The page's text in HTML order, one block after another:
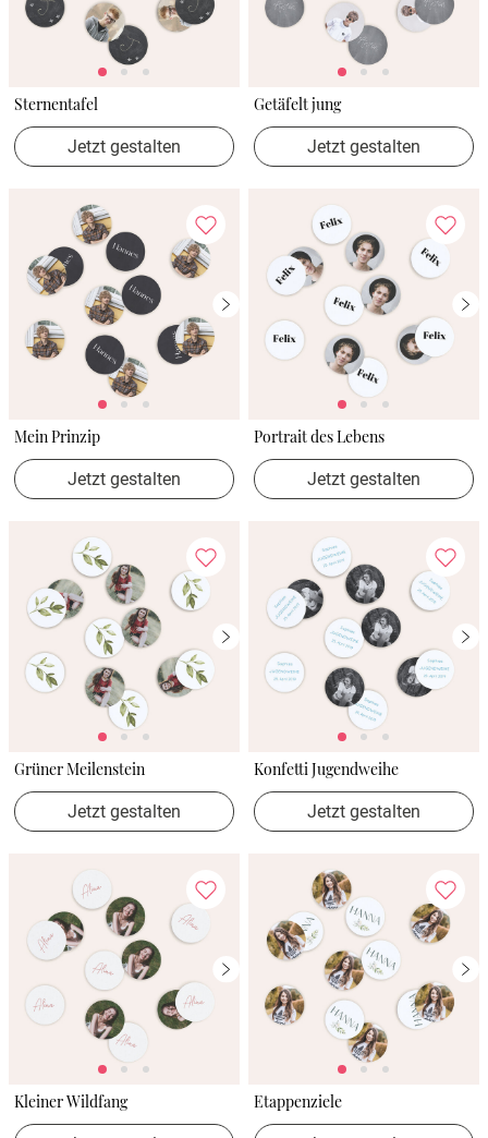
Sternentafel
Jetzt gestalten
Getäfelt jung
Jetzt gestalten
Mein Prinzip
Jetzt gestalten
Portrait des Lebens
Jetzt gestalten
Grüner Meilenstein
Jetzt gestalten
Konfetti Jugendweihe
Jetzt gestalten
Kleiner Wildfang Etappenziele